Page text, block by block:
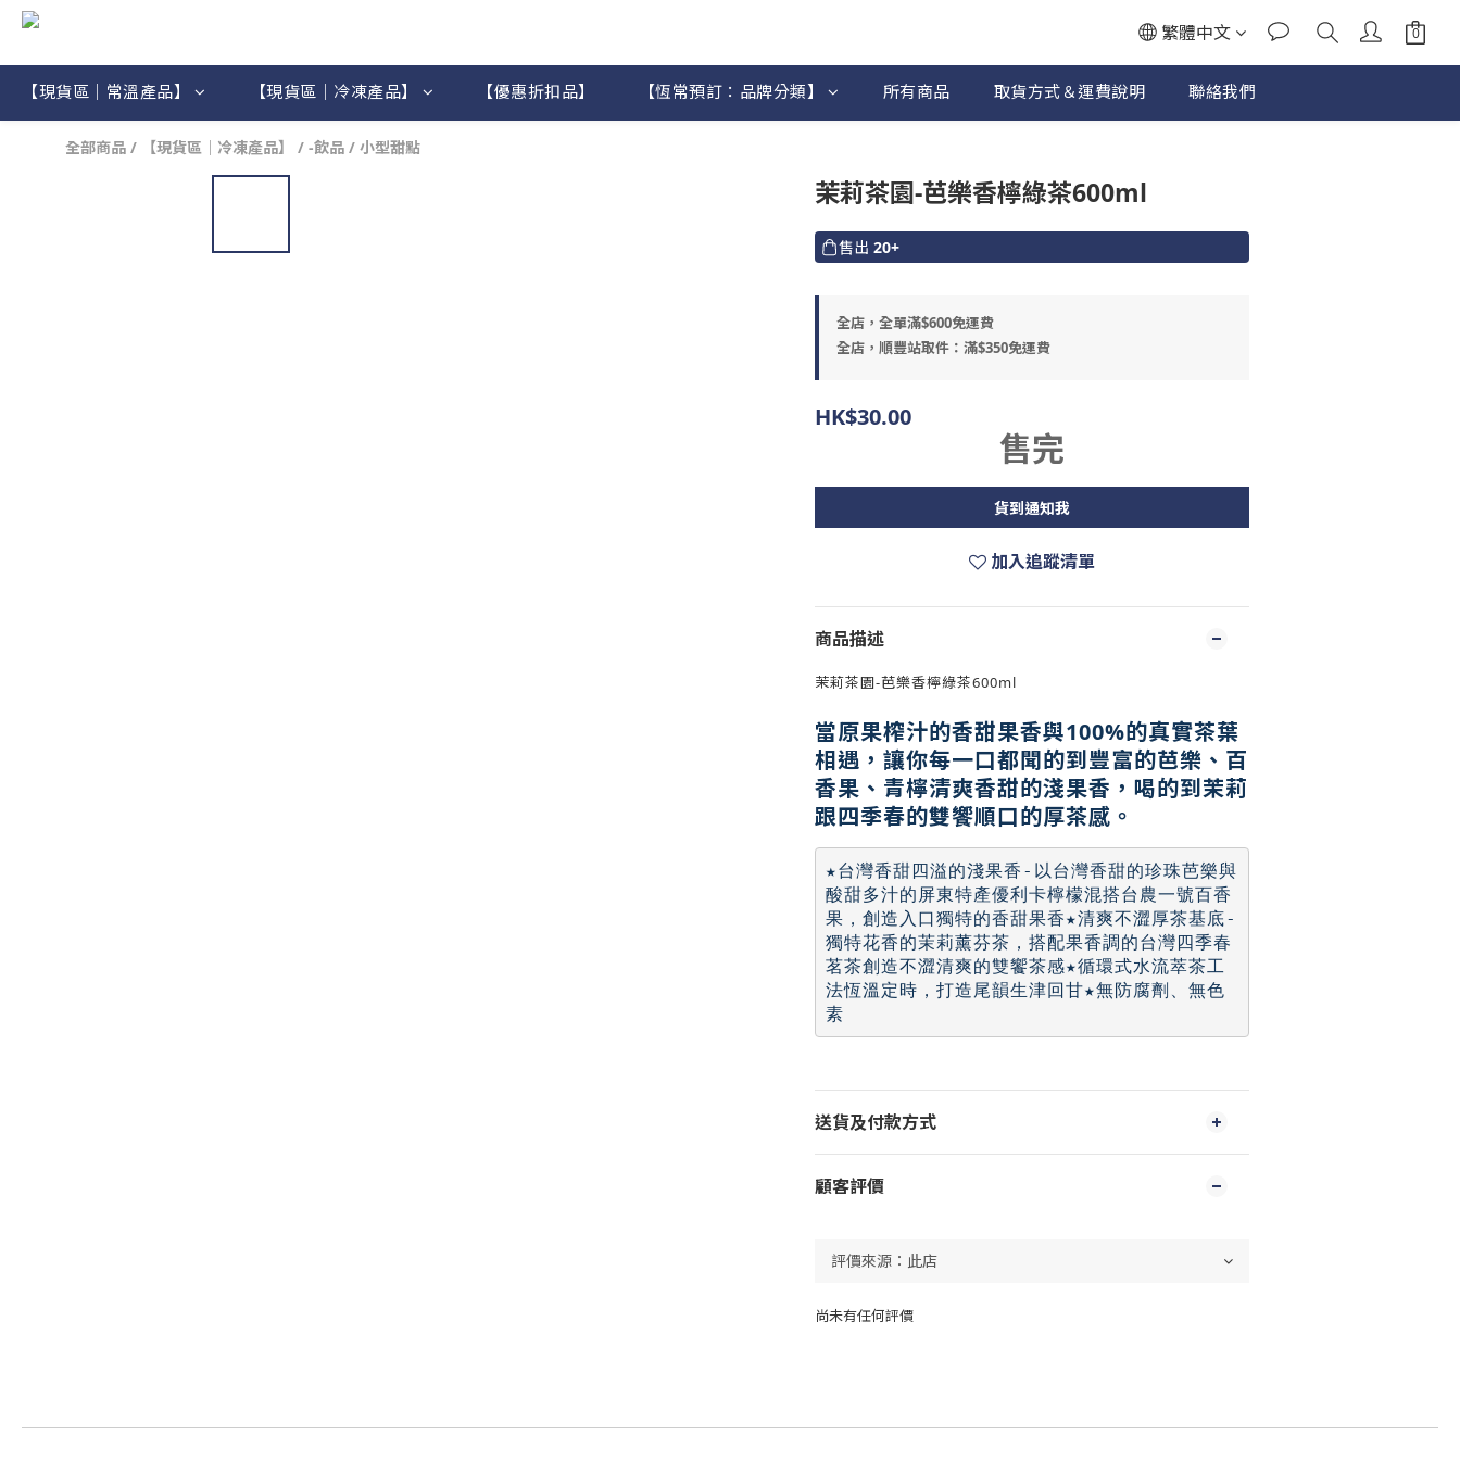
繁體中文
【現貨區｜常溫產品】 【現貨區｜冷凍產品】 【優惠折扣品】 【恆常預訂：品牌分類】 所有商品 取貨方式＆運費說明 聯絡我們
全部商品 / 【現貨區｜冷凍產品】 / -飲品 / 小型甜點
茉莉茶園-芭樂香檸綠茶600ml
售出 20+
全店，全單滿$600免運費
全店，順豐站取件：滿$350免運費
HK$30.00
售完
貨到通知我
加入追蹤清單
商品描述
茉莉茶園-芭樂香檸綠茶600ml
當原果榨汁的香甜果香與100%的真實茶葉
相遇，讓你每一口都聞的到豐富的芭樂、百
香果、青檸清爽香甜的淺果香，喝的到茉莉
跟四季春的雙饗順口的厚茶感。
★台灣香甜四溢的淺果香-以台灣香甜的珍珠芭樂與
酸甜多汁的屏東特產優利卡檸檬混搭台農一號百香
果，創造入口獨特的香甜果香★清爽不澀厚茶基底-
獨特花香的茉莉薰芬茶，搭配果香調的台灣四季春
茗茶創造不澀清爽的雙饗茶感★循環式水流萃茶工
法恆溫定時，打造尾韻生津回甘★無防腐劑、無色
素
送貨及付款方式
顧客評價
尚未有任何評價